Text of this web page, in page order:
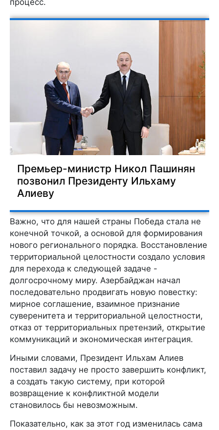
процесс.
Премьер-министр Никол Пашинян
позвонил Президенту Ильхаму
Алиеву
Важно, что для нашей страны Победа стала не
конечной точкой, а основой для формирования
нового регионального порядка. Восстановление
территориальной целостности создало условия
для перехода к следующей задаче -
долгосрочному миру. Азербайджан начал
последовательно продвигать новую повестку:
мирное соглашение, взаимное признание
суверенитета и территориальной целостности,
отказ от территориальных претензий, открытие
коммуникаций и экономическая интеграция.
Иными словами, Президент Ильхам Алиев
поставил задачу не просто завершить конфликт,
а создать такую систему, при которой
возвращение к конфликтной модели
становилось бы невозможным.
Показательно, как за этот год изменилась сама